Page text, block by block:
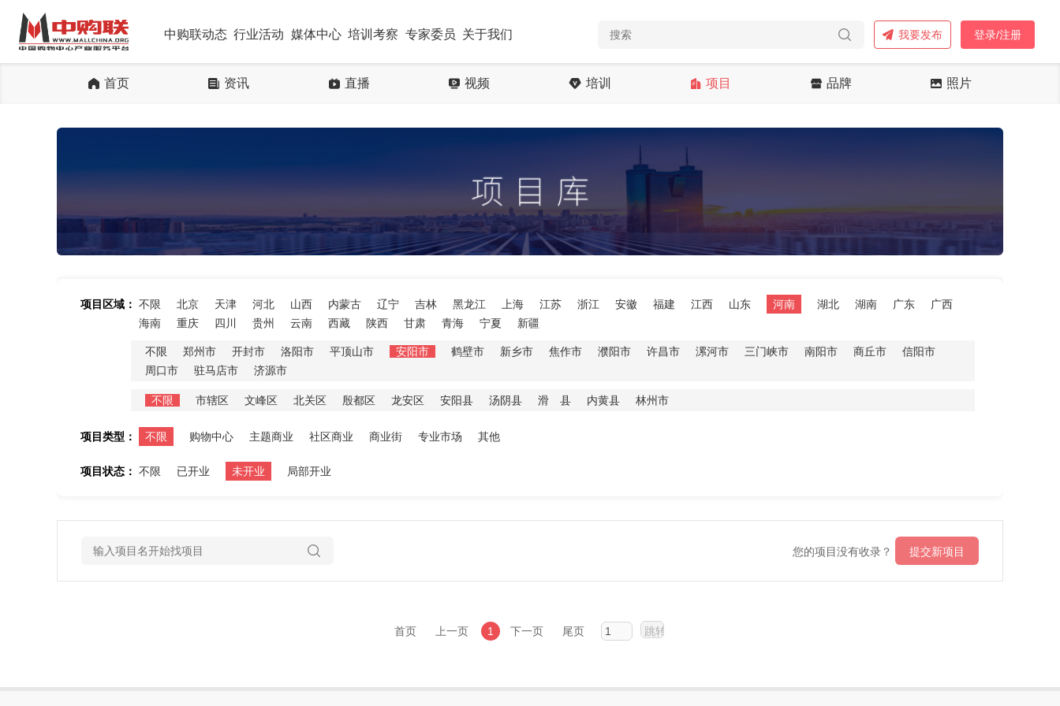
中购联动态 行业活动 媒体中心 培训考察 专家委员 关于我们 我要发布 登录/注册
首页 资讯 直播 视频 培训 项目 品牌 照片
项目区域： 不限 北京 天津 河北 山西 内蒙古 辽宁 吉林 黑龙江 上海 江苏 浙江 安徽 福建 江西 山东 河南 湖北 湖南 广东
广西
海南
重庆 四川 贵州 云南 西藏 陕西 甘肃 青海 宁夏 新疆
不限 郑州市 开封市 洛阳市 平顶山市 安阳市 鹤壁市 新乡市 焦作市 濮阳市 许昌市 漯河市 三门峡市 南阳市 商丘市
信阳市
周口市
驻马店市 济源市
不限 市辖区 文峰区 北关区 殷都区 龙安区 安阳县 汤阴县 滑 县 内黄县 林州市
项目类型： 不限 购物中心 主题商业 社区商业 商业街 专业市场 其他
项目状态： 不限 已开业 未开业 局部开业
您的项目没有收录？ 提交新项目
首页 上一页 1 下一页 尾页